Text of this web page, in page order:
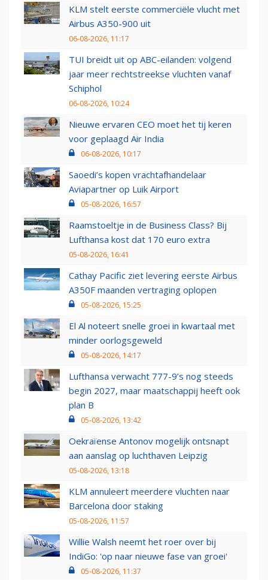
KLM stelt eerste commerciële vlucht met
Airbus A350-900 uit
06-08-2026, 11:17
TUI breidt uit op ABC-eilanden: volgend
jaar meer rechtstreekse vluchten vanaf
Schiphol
06-08-2026, 10:24
Nieuwe ervaren CEO moet het tij keren
voor geplaagd Air India
06-08-2026, 10:17
Saoedi’s kopen vrachtafhandelaar
Aviapartner op Luik Airport
05-08-2026, 16:57
Raamstoeltje in de Business Class? Bij
Lufthansa kost dat 170 euro extra
05-08-2026, 16:41
Cathay Pacific ziet levering eerste Airbus
A350F maanden vertraging oplopen
05-08-2026, 15:25
El Al noteert snelle groei in kwartaal met
minder oorlogsgeweld
05-08-2026, 14:17
Lufthansa verwacht 777-9’s nog steeds
begin 2027, maar maatschappij heeft ook
plan B
05-08-2026, 13:42
Oekraïense Antonov mogelijk ontsnapt
aan aanslag op luchthaven Leipzig
05-08-2026, 13:18
KLM annuleert meerdere vluchten naar
Barcelona door staking
05-08-2026, 11:57
Willie Walsh neemt het roer over bij
IndiGo: 'op naar nieuwe fase van groei'
05-08-2026, 11:37